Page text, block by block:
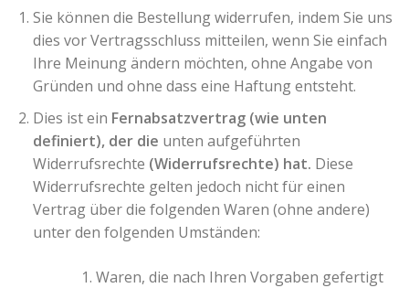
Sie können die Bestellung widerrufen, indem Sie uns
dies vor Vertragsschluss mitteilen, wenn Sie einfach
Ihre Meinung ändern möchten, ohne Angabe von
Gründen und ohne dass eine Haftung entsteht.
Dies ist ein Fernabsatzvertrag (wie unten
definiert), der die unten aufgeführten
Widerrufsrechte (Widerrufsrechte) hat. Diese
Widerrufsrechte gelten jedoch nicht für einen
Vertrag über die folgenden Waren (ohne andere)
unter den folgenden Umständen:
Waren, die nach Ihren Vorgaben gefertigt